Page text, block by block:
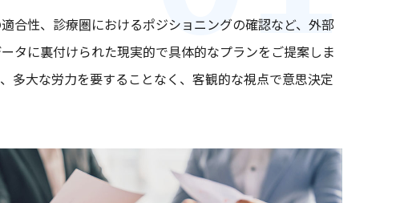
合性、診療圏におけるポジショニングの確認など、外部
タに裏付けられた現実的で具体的なプランをご提案しま
多大な労力を要することなく、客観的な視点で意思決定